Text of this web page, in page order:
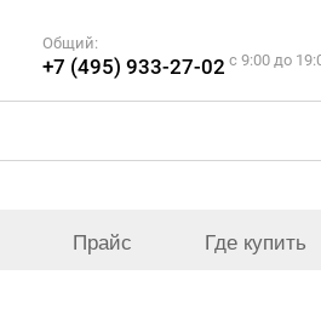
Общий:
+7 (495) 933-27-02 c 9:00 до
Прайс Где купить